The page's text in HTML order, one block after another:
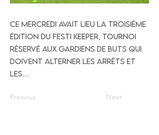
Ce mercredi avait lieu la troisième
édition du Festi keeper, tournoi
réservé aux gardiens de buts qui
doivent alterner les arrêts et
les...
Previous Next